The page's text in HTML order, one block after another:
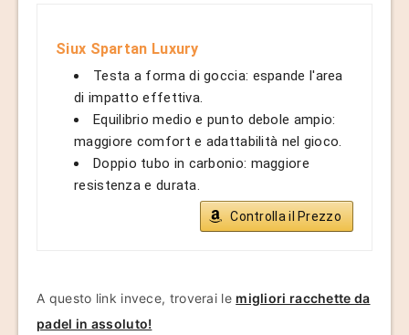
Siux Spartan Luxury
Testa a forma di goccia: espande l'area
di impatto effettiva.
Equilibrio medio e punto debole ampio:
maggiore comfort e adattabilità nel gioco.
Doppio tubo in carbonio: maggiore
resistenza e durata.
Controlla il Prezzo
A questo link invece, troverai le migliori racchette da
padel in assoluto!